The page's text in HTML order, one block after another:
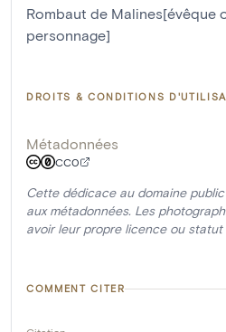
Rombaut de Malines[évêque
personnage]
DROITS & CONDITIONS
Métadonnées
CC0
Cette dédicace au domaine
aux métadonnées. Les
avoir leur propre licence ou statut
COMMENT CITER